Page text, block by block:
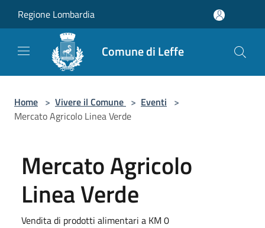
Regione Lombardia
Comune di Leffe
Home > Vivere il Comune > Eventi >
Mercato Agricolo Linea Verde
Mercato Agricolo
Linea Verde
Vendita di prodotti alimentari a KM 0